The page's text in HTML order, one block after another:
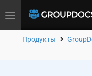
Toggle
Продукты